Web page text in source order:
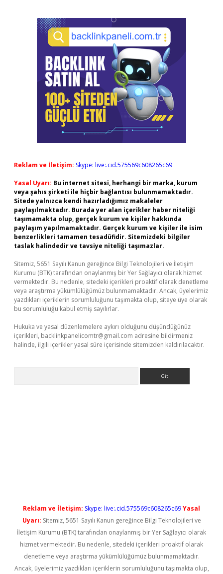
Reklam ve İletişim: Skype: live:.cid.575569c608265c69
Yasal Uyarı: Bu internet sitesi, herhangi bir marka, kurum
veya şahıs şirketi ile hiçbir bağlantısı bulunmamaktadır.
Sitede yalnızca kendi hazırladığımız makaleler
paylaşılmaktadır. Burada yer alan içerikler haber niteliği
taşımamakta olup, gerçek kurum ve kişiler hakkında
paylaşım yapılmamaktadır. Gerçek kurum ve kişiler ile isim
benzerlikleri tamamen tesadüfidir. Sitemizdeki bilgiler
taslak halindedir ve tavsiye niteliği taşımazlar.
Sitemiz, 5651 Sayılı Kanun gereğince Bilgi Teknolojileri ve İletişim
Kurumu (BTK) tarafından onaylanmış bir Yer Sağlayıcı olarak hizmet
vermektedir. Bu nedenle, sitedeki içerikleri proaktif olarak denetleme
veya araştırma yükümlülüğümüz bulunmamaktadır. Ancak, üyelerimiz
yazdıkları içeriklerin sorumluluğunu taşımakta olup, siteye üye olarak
bu sorumluluğu kabul etmiş sayılırlar.
Hukuka ve yasal düzenlemelere aykırı olduğunu düşündüğünüz
içerikleri, backlinkpanelicomtr@gmail.com adresine bildirmeniz
halinde, ilgili içerikler yasal süre içerisinde sitemizden kaldırılacaktır.
Reklam ve İletişim: Skype: live:.cid.575569c608265c69Yasal
Uyarı: Sitemiz, 5651 Sayılı Kanun gereğince Bilgi Teknolojileri ve
İletişim Kurumu (BTK) tarafından onaylanmış bir Yer Sağlayıcı olarak
hizmet vermektedir. Bu nedenle, sitedeki içerikleri proaktif olarak
denetleme veya araştırma yükümlülüğümüz bulunmamaktadır.
Ancak, üyelerimiz yazdıkları içeriklerin sorumluluğunu taşımakta olup,